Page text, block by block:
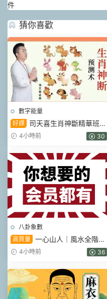
件
猜你喜歡
數字能量
好課
司天喜生肖神斷精華班
17集視頻
4小時前 30
八卦象數
高質量 一心山人｜風水全階
113集系統課，從入門到實戰一
4小時前 36